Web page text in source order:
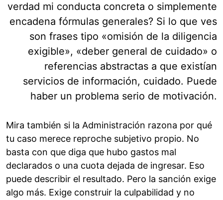
verdad mi conducta concreta o simplemente
encadena fórmulas generales? Si lo que ves
son frases tipo «omisión de la diligencia
exigible», «deber general de cuidado» o
referencias abstractas a que existían
servicios de información, cuidado. Puede
haber un problema serio de motivación.
Mira también si la Administración razona por qué
tu caso merece reproche subjetivo propio. No
basta con que diga que hubo gastos mal
declarados o una cuota dejada de ingresar. Eso
puede describir el resultado. Pero la sanción exige
algo más. Exige construir la culpabilidad y no